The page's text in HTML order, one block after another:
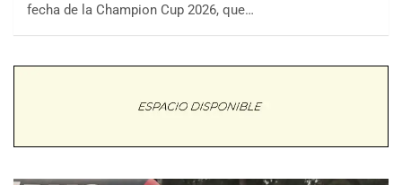
fecha de la Champion Cup 2026, que…